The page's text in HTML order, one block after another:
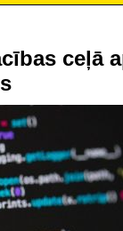
ceļā